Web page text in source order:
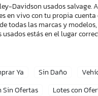
Davidson usados salvage.
en vivo con tu propia cuenta
todas las marcas y
estás en el lugar
Ya Sin Daño
Sin Ofertas Lotes con